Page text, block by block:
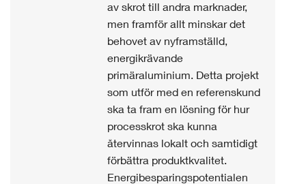
av skrot till andra marknader,
men framför allt minskar det
behovet av nyframställd,
energikrävande
primäraluminium. Detta projekt
som utför med en referenskund
ska ta fram en lösning för hur
processkrot ska kunna
återvinnas lokalt och samtidigt
förbättra produktkvalitet.
Energibesparingspotentialen